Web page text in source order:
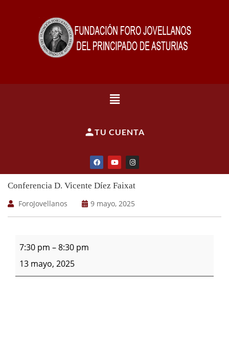
TU CUENTA
Conferencia D. Vicente Díez Faixat
ForoJovellanos
9 mayo, 2025
7:30 pm –8:30 pm
13 mayo, 2025